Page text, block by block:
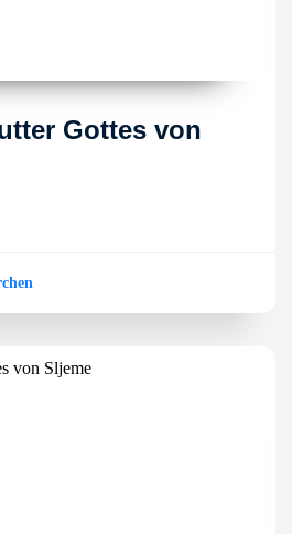
Gottes von